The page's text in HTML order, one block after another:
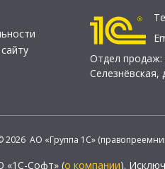
Отдел продаж:
Селезнёвская,
2026 АО «Группа 1С»
«1С-Софт» (о компании).